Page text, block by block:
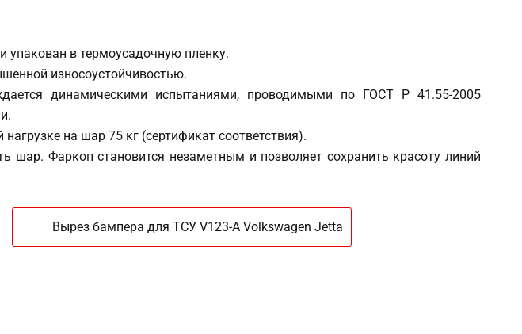
в термоусадочную пленку.
износоустойчивостью.
динамическими испытаниями, проводимыми по ГОСТ Р 41.55-2005
на шар 75 кг (сертификат соответствия).
шар. Фаркоп становится незаметным и позволяет сохранить красоту линий
Вырез бампера для ТСУ V123-A Volkswagen Jetta